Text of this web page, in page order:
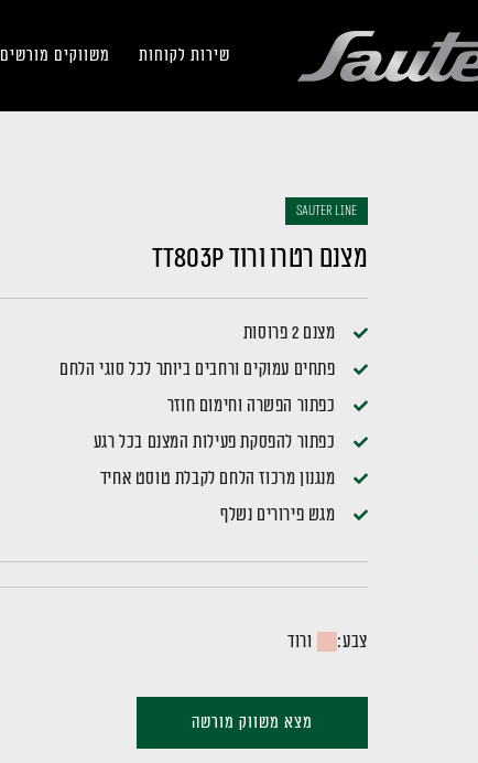
שירות לקוחות משווקים מורשים
sauter LINE
מצנם רטרו ורוד TT803P
מצנם 2 פרוסות
פתחים עמוקים ורחבים ביותר לכל סוגי הלחם
כפתור הפשרה וחימום חוזר
כפתור להפסקת פעילות המצנם בכל רגע
מנגנון מרכוז הלחם לקבלת טוסט אחיד
מגש פירורים נשלף
צבע: ורוד
מצא משווק מורשה